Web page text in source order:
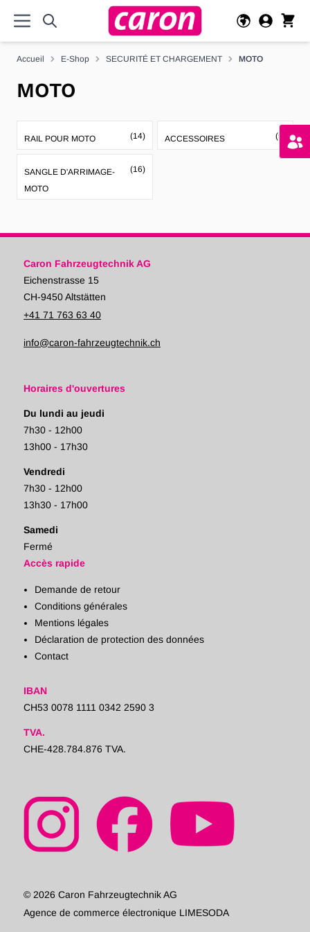
Accueil E-Shop SECURITÉ ET CHARGEMENT MOTO
MOTO
RAIL POUR MOTO (14) ACCESSOIRES (5)
SANGLE D'ARRIMAGE-
MOTO
(16)
Caron Fahrzeugtechnik AG
Eichenstrasse 15
CH-9450 Altstätten
+41 71 763 63 40
info@caron-fahrzeugtechnik.ch
Horaires d'ouvertures
Du lundi au jeudi
7h30 - 12h00
13h00 - 17h30
Vendredi
7h30 - 12h00
13h30 - 17h00
Samedi
Fermé
Accès rapide
Demande de retour
Conditions générales
Mentions légales
Déclaration de protection des données
Contact
IBAN
CH53 0078 1111 0342 2590 3
TVA.
CHE-428.784.876 TVA.
© 2026 Caron Fahrzeugtechnik AG
Agence de commerce électronique LIMESODA